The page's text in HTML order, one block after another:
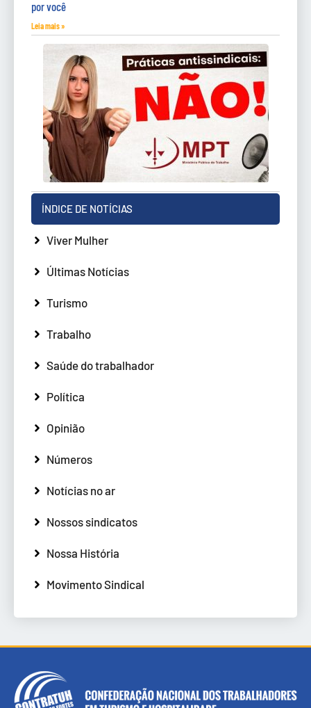
por você
Leia mais »
ÍNDICE DE NOTÍCIAS
Viver Mulher
Últimas Notícias
Turismo
Trabalho
Saúde do trabalhador
Política
Opinião
Números
Notícias no ar
Nossos sindicatos
Nossa História
Movimento Sindical